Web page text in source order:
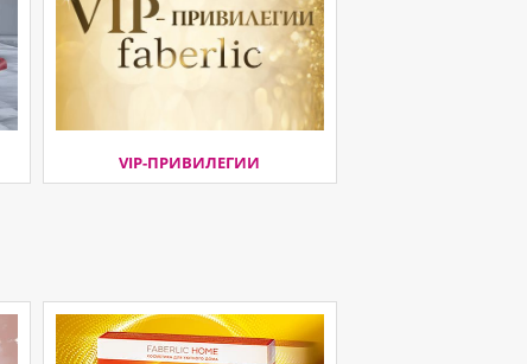
VIP-ПРИВИЛЕГИИ